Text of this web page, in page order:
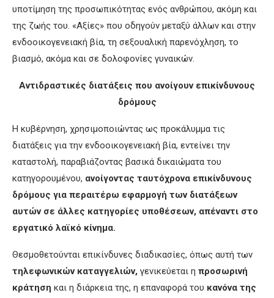
υποτίμηση της προσωπικότητας ενός ανθρώπου, ακόμη και
της ζωής του. «Αξίες» που οδηγούν μεταξύ άλλων και στην
ενδοοικογενειακή βία, τη σεξουαλική παρενόχληση, το
βιασμό, ακόμα και σε δολοφονίες γυναικών.
Αντιδραστικές διατάξεις που ανοίγουν επικίνδυνους
δρόμους
Η κυβέρνηση, χρησιμοποιώντας ως προκάλυμμα τις
διατάξεις για την ενδοοικογενειακή βία, εντείνει την
καταστολή, παραβιάζοντας βασικά δικαιώματα του
κατηγορουμένου, ανοίγοντας ταυτόχρονα επικίνδυνους
δρόμους για περαιτέρω εφαρμογή των διατάξεων
αυτών σε άλλες κατηγορίες υποθέσεων, απέναντι στο
εργατικό λαϊκό κίνημα.
Θεσμοθετούνται επικίνδυνες διαδικασίες, όπως αυτή των
τηλεφωνικών καταγγελιών, γενικεύεται η προσωρινή
κράτηση και η διάρκεια της, η επαναφορά του κανόνα της